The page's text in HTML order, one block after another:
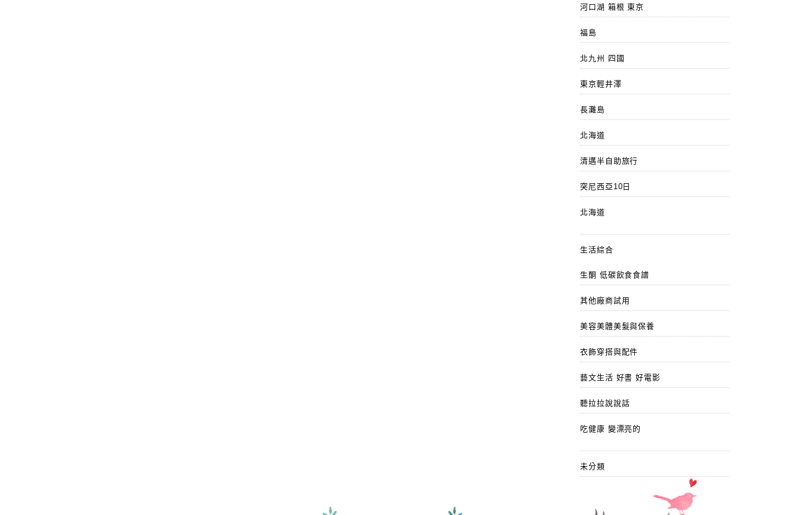
河口湖 箱根 東京
福島
北九州 四國
東京輕井澤
長灘島
北海道
清邁半自助旅行
突尼西亞10日
北海道
生活綜合
生酮 低碳飲食食譜
其他廠商試用
美容美體美髮與保養
衣飾穿搭與配件
藝文生活 好書 好電影
聽拉拉說說話
吃健康 變漂亮的
未分類